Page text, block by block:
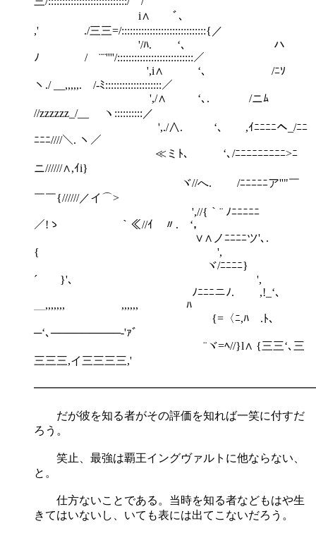
i∧ ﾞ､
,' ￣./三三=/::::::::::::::::::::::::::::::{／
'/ﾊ. ‘､ ハ
ﾉ /￣¨¨''''/:::::::::::::::::::::::::::／
',i∧ ‘､ /ﾆｿ
ヽ./ __,,,,,. /‐ﾐ::::::::::::::::::::／
',/∧ ‘､. /ニﾑ
//zzzzzz_/__ ヽ::::::::::／
',./∧. ‘､ ,ｲﾆﾆﾆﾆヘ_/ﾆﾆ
ﾆﾆﾆ////＼. ヽ／
ゞ≪ミﾄ､ ‘､/ﾆﾆﾆﾆﾆﾆﾆﾆﾆ>ﾆ
ニ//////∧,ｲi}
ヾ//へ. /ﾆﾆﾆﾆﾆア''"￣
￣￣{//////／イ⌒>
',//{｀¨ ﾉﾆﾆﾆﾆﾆ
／!ゝ ｀≪//ｲ 〃. ‘，
∨∧ノﾆﾆﾆﾆツ'､.
{ ',
ヾ/ﾆﾆﾆﾆ}
´ }'､ ',
ﾉﾆﾆﾆニﾉ. ,!_‘､
＿,,,,,,, ,,,,,, ﾊ
ゝ{=〈ﾆ,ﾊ .ﾄ､ ゞ
─‘､─────────‐'ｧﾞ
¨ヾ=ﾍ//}l∧ {三三‘､三
三三三,イ三三三三,'
だが彼を知る者がその評価を知れば一笑に付すだ
ろう。
笑止、最強は覇王イングヴァルトに他ならない、
と。
仕方ないことである。当時を知る者などもはや生
きてはいないし、いても表には出てこないだろう。